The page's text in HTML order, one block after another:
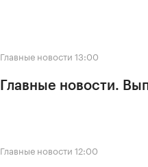
Главные новости 13:00
Главные новости.
Главные новости 12:00